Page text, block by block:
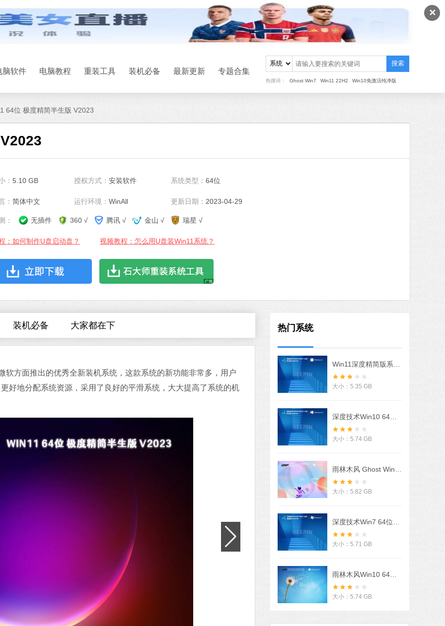
✕
脑软件 电脑教程 重装工具 装机必备 最新更新 专题合集
搜索
热搜词： Ghost Win7 Win11 22H2 Win10免激活纯净版
64位 极度精简半生版 V2023
： 5.10 GB 授权方式：安装软件 系统类型： 64位
： 简体中文 运行环境：WinAll 更新日期： 2023-04-29
： 无插件 360 √ 腾讯 √ 金山 √ 瑞星 √
：如何制作U盘启动盘？ 视频教程：怎么用U盘装Win11系统？
装机必备 大家都在下
面推出的优秀全新装机系统，这款系统的新功能非常多，用户
好地分配系统资源，采用了良好的平滑系统，大大提高了系统的机
热门系统
大小：5.35 GB
大小：5.74 GB
大小：5.82 GB
大小：5.71 GB
大小：5.74 GB
软件语言：简体中文
微信
软件语言：简体中文
Office 2021
软件大小：5.15 MB
石大师U盘制作工具
软件大小：19.78 MB
软件语言：简体中文
石大师一键重装系统
软件大小：19.78 MB
软件语言：简体中文
微信
软件大小：153.87 MB
软件语言：简体中文
腾讯视频
软件大小：78.47 MB
软件语言：简体中文
Microsoft Office 2016